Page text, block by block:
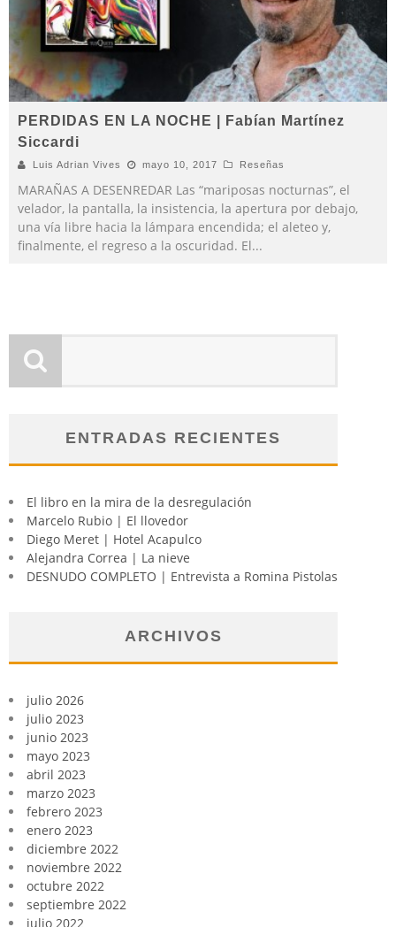
PERDIDAS EN LA NOCHE | Fabían Martínez
Siccardi
Luis Adrian Vives mayo 10, 2017 Reseñas
MARAÑAS A DESENREDAR Las “mariposas nocturnas”, el
velador, la pantalla, la insistencia, la apertura por debajo,
una vía libre hacia la lámpara encendida; el aleteo y,
finalmente, el regreso a la oscuridad. El...
ENTRADAS RECIENTES
El libro en la mira de la desregulación
Marcelo Rubio | El llovedor
Diego Meret | Hotel Acapulco
Alejandra Correa | La nieve
DESNUDO COMPLETO | Entrevista a Romina Pistolas
ARCHIVOS
julio 2026
julio 2023
junio 2023
mayo 2023
abril 2023
marzo 2023
febrero 2023
enero 2023
diciembre 2022
noviembre 2022
octubre 2022
septiembre 2022
julio 2022